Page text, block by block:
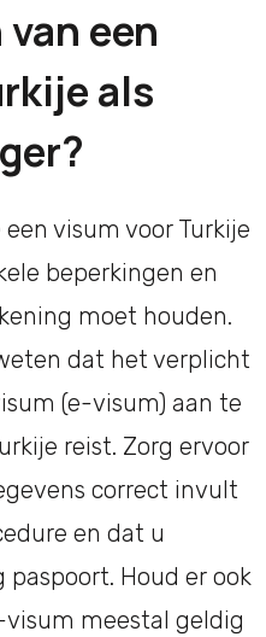
een
als
visum voor Turkije
beperkingen en
moet houden.
dat het verplicht
(e-visum) aan te
reist. Zorg ervoor
correct invult
en dat u
Houd er ook
meestal geldig